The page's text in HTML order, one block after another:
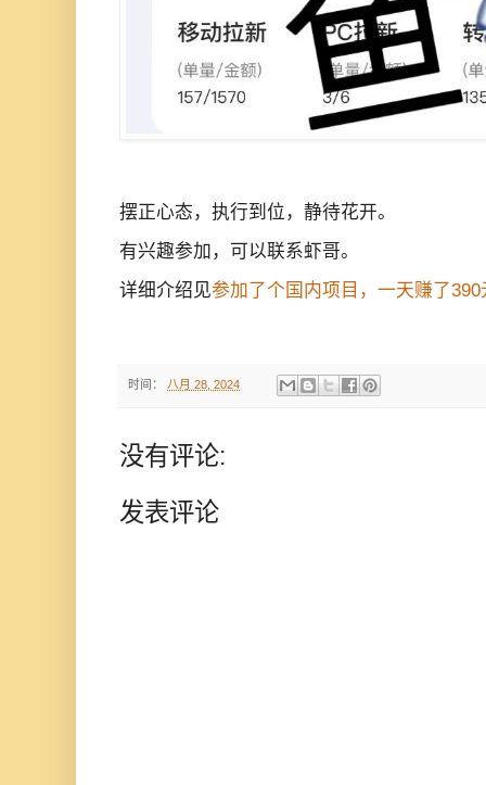
摆正心态，执行到位，静待花开。
有兴趣参加，可以联系虾哥。
详细介绍见参加了个国内项目，一天赚了
时间： 八月 28, 2024
没有评论:
发表评论